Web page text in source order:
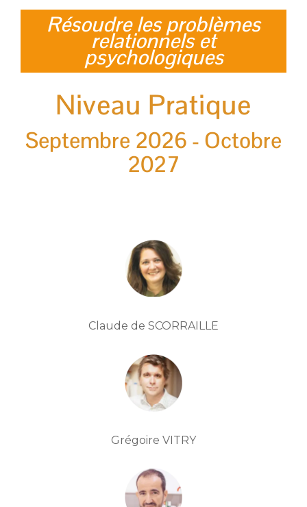
Résoudre les problèmes
relationnels et
psychologiques
Niveau Pratique
Septembre 2026 - Octobre
2027
Claude de SCORRAILLE
Grégoire VITRY